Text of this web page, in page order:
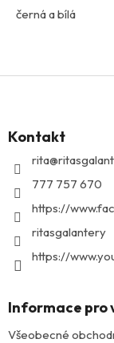
černá a bílá
aKontakt
rita@
777 757 670
https://
ritasgalantery
https://
Informace pro
Všeobecné